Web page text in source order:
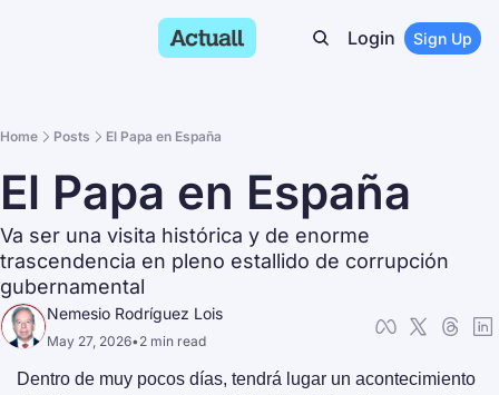
Login Sign Up
Home Posts El Papa en España
El Papa en España
Va ser una visita histórica y de enorme
trascendencia en pleno estallido de corrupción
gubernamental
Nemesio Rodríguez Lois
May 27, 2026•2 min read
Dentro de muy pocos días, tendrá lugar un acontecimiento